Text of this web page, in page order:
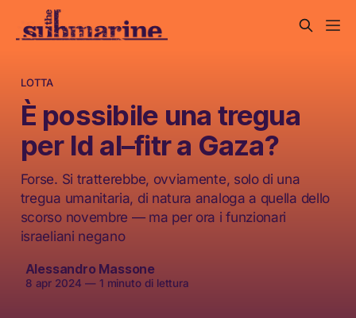
LOTTA
È possibile una tregua
per Id al–fitr a Gaza?
Forse. Si tratterebbe, ovviamente, solo di una
tregua umanitaria, di natura analoga a quella dello
scorso novembre — ma per ora i funzionari
israeliani negano
Alessandro Massone
8 apr 2024 —1 minuto di lettura